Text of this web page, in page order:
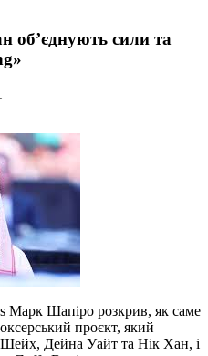
сили та
Марк Шапіро розкрив, як саме
проєкт, який
Дейна Уайт та Нік Хан, і